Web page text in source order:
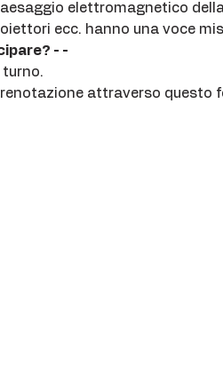
elettromagnetico
ecc. hanno una voce
- -
turno.
attraverso questo